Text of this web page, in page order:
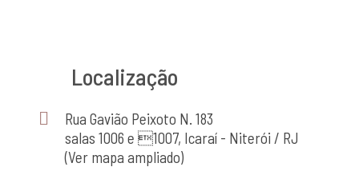
Localização
Rua Gavião Peixoto N. 183
salas 1006 e 1007, Icaraí - Niterói / RJ
(Ver mapa ampliado)